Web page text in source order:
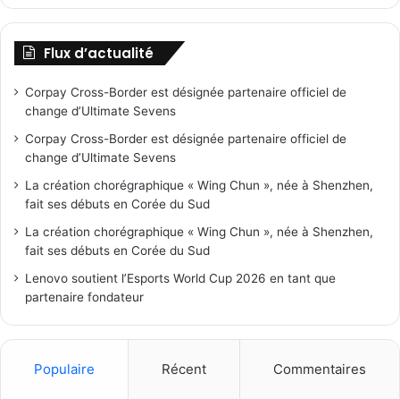
Flux d’actualité
Corpay Cross-Border est désignée partenaire officiel de
change d’Ultimate Sevens
Corpay Cross-Border est désignée partenaire officiel de
change d’Ultimate Sevens
La création chorégraphique « Wing Chun », née à Shenzhen,
fait ses débuts en Corée du Sud
La création chorégraphique « Wing Chun », née à Shenzhen,
fait ses débuts en Corée du Sud
Lenovo soutient l’Esports World Cup 2026 en tant que
partenaire fondateur
Populaire Récent Commentaires